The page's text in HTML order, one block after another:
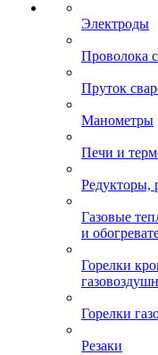
Электроды
Проволока
Пруток
Манометры
Печи и
Редукторы,
Газовые
и
Горелки
Горелки
Резаки